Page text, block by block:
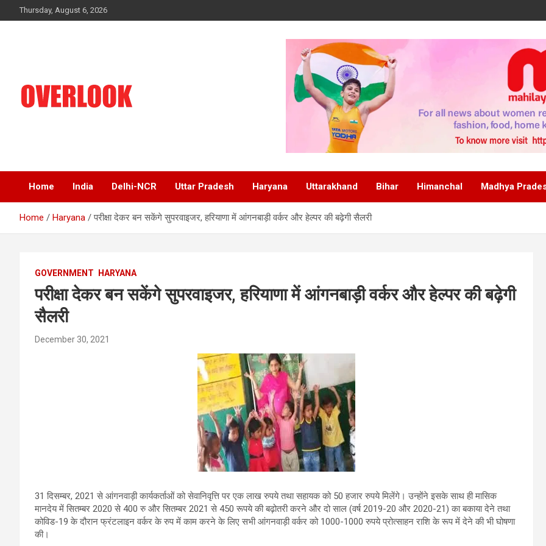
to
Thursday, August 6, 2026
Home India Delhi-NCR Uttar Pradesh Haryana Uttarakhand Bihar Himanchal Madhya
Home Haryana परीक्षा देकर बन सकेंगे सुपरवाइजर, हरियाणा में आंगनबाड़ी वर्कर और हेल्पर की बढ़ेगी सैलरी
GOVERNMENT HARYANA
परीक्षा देकर बन सकेंगे सुपरवाइजर, हरियाणा में आंगनबाड़ी वर्कर और हेल्पर की बढ़ेगी
सैलरी
December 30, 2021
31 दिसम्बर, 2021 से आंगनवाड़ी कार्यकर्ताओं को सेवानिवृत्ति पर एक लाख रुपये तथा सहायक को 50 हजार रुपये मिलेंगे। उन्होंने इसके साथ ही मासिक
मानदेय में सितम्बर 2020 से 400 रु और सितम्बर 2021 से 450 रूपये की बढ़ोतरी करने और दो साल (वर्ष 2019-20 और 2020-21) का बकाया देने तथा
कोविड-19 के दौरान फ्रंटलाइन वर्कर के रुप में काम करने के लिए सभी आंगनवाड़ी वर्कर को 1000-1000 रुपये प्रोत्साहन राशि के रूप में देने की भी घोषणा
की।